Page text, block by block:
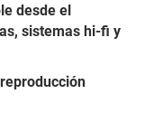
desde el
sistemas hi-fi y